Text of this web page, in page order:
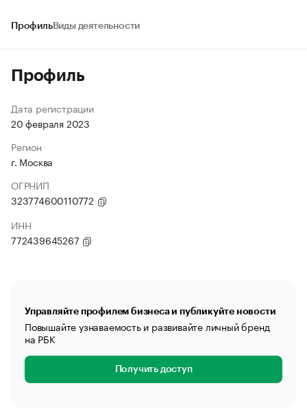
ПрофильВиды деятельности
Профиль
Дата регистрации
20 февраля 2023
Регион
г. Москва
ОГРНИП
323774600110772
ИНН
772439645267
Управляйте профилем бизнеса и публикуйте новости
Повышайте узнаваемость и развивайте личный бренд
на РБК
Получить доступ